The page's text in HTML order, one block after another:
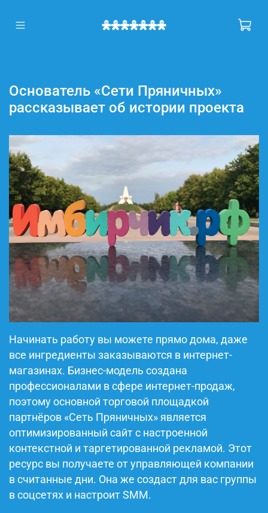
Основатель «Сети Пряничных»
рассказывает об истории проекта
Начинать работу вы можете прямо дома, даже
все ингредиенты заказываются в интернет-
магазинах. Бизнес-модель создана
профессионалами в сфере интернет-продаж,
поэтому основной торговой площадкой
партнёров «Сеть Пряничных» является
оптимизированный сайт с настроенной
контекстной и таргетированной рекламой. Этот
ресурс вы получаете от управляющей компании
в считанные дни. Она же создаст для вас группы
в соцсетях и настроит SMM.